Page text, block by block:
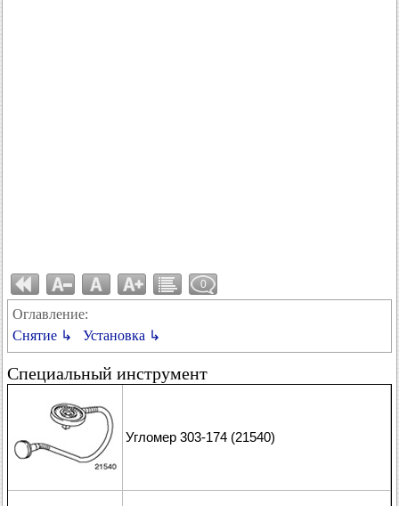
0
Оглавление:
Снятие ↳
Установка ↳
Специальный инструмент
Угломер 303-174 (21540)